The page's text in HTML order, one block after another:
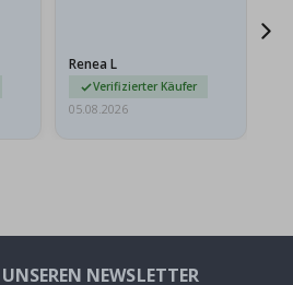
beschädigt…
Renea L
Verifizierter Käufer
05.08.2026
NEWSLETTER